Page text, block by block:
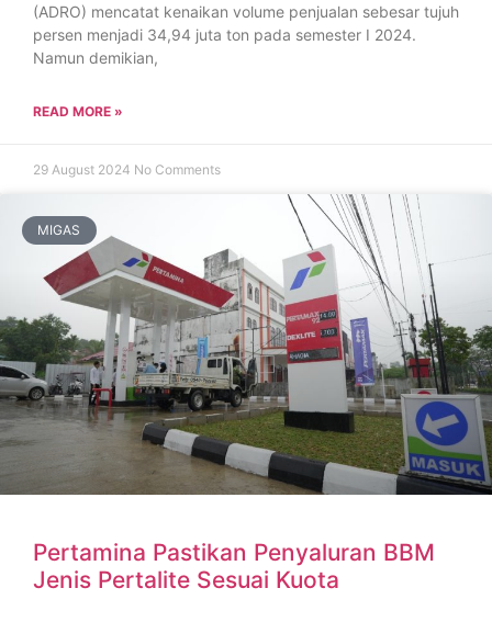
(ADRO) mencatat kenaikan volume penjualan sebesar tujuh
persen menjadi 34,94 juta ton pada semester I 2024.
Namun demikian,
READ MORE »
29 August 2024 No Comments
MIGAS
Pertamina Pastikan Penyaluran BBM
Jenis Pertalite Sesuai Kuota